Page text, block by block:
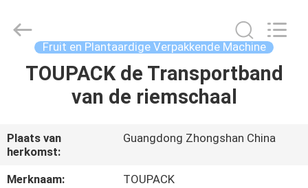
THUIS
OVER
Reserved.
Fruit en Plantaardige Verpakkende Machine
TOUPACK de Transportband
van de riemschaal
Plaats van
herkomst:
Guangdong Zhongshan China
Merknaam:
TOUPACK